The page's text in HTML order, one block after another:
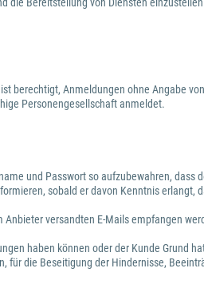
berechtigt, Anmeldungen ohne Angabe
Personengesellschaft anmeldet.
und Passwort so aufzubewahren, dass
sobald er davon Kenntnis erlangt,
versandten E-Mails empfangen
haben können oder der Kunde Grund
die Beseitigung der Hindernisse,